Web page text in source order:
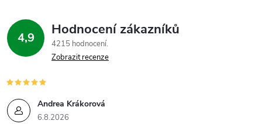
4,9 Hodnocení zákazníků
4215 hodnocení
Zobrazit recenze
Andrea Krákorová
6.8.2026